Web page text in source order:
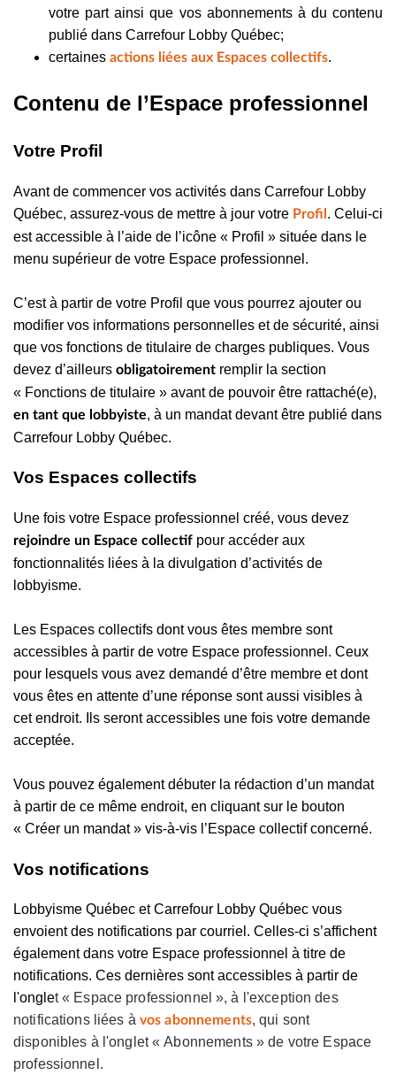
votre part ainsi que vos abonnements à du contenu
publié dans Carrefour Lobby Québec;
certaines actions liées aux Espaces collectifs.
Contenu de l’Espace professionnel
Votre Profil
Avant de commencer vos activités dans Carrefour Lobby
Québec, assurez-vous de mettre à jour votre Profil. Celui-ci
est accessible à l’aide de l’icône « Profil » située dans le
menu supérieur de votre Espace professionnel.
C’est à partir de votre Profil que vous pourrez ajouter ou
modifier vos informations personnelles et de sécurité, ainsi
que vos fonctions de titulaire de charges publiques. Vous
devez d’ailleurs obligatoirement remplir la section
« Fonctions de titulaire » avant de pouvoir être rattaché(e),
en tant que lobbyiste, à un mandat devant être publié dans
Carrefour Lobby Québec.
Vos Espaces collectifs
Une fois votre Espace professionnel créé, vous devez
rejoindre un Espace collectif pour accéder aux
fonctionnalités liées à la divulgation d’activités de
lobbyisme.
Les Espaces collectifs dont vous êtes membre sont
accessibles à partir de votre Espace professionnel. Ceux
pour lesquels vous avez demandé d’être membre et dont
vous êtes en attente d’une réponse sont aussi visibles à
cet endroit. Ils seront accessibles une fois votre demande
acceptée.
Vous pouvez également débuter la rédaction d’un mandat
à partir de ce même endroit, en cliquant sur le bouton
« Créer un mandat » vis-à-vis l’Espace collectif concerné.
Vos notifications
Lobbyisme Québec et Carrefour Lobby Québec vous
envoient des notifications par courriel. Celles-ci s’affichent
également dans votre Espace professionnel à titre de
notifications. Ces dernières sont accessibles à partir de
l'onglet« Espace professionnel », à l'exception des
notifications liées à vos abonnements, qui sont
disponibles à l'onglet« Abonnements » de votre Espace
professionnel.